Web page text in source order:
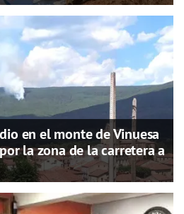
en el monte de Vinuesa
la zona de la carretera a